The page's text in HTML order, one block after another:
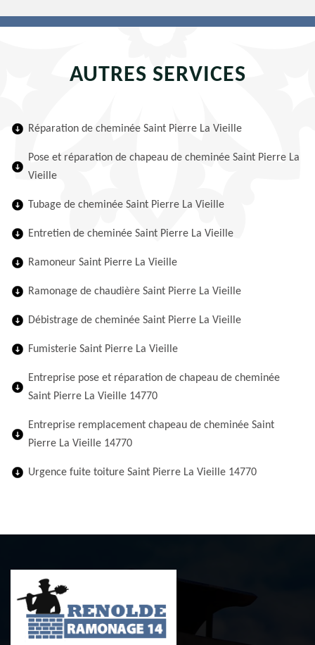
AUTRES SERVICES
Réparation de cheminée Saint Pierre La Vieille
Pose et réparation de chapeau de cheminée Saint Pierre La
Vieille
Tubage de cheminée Saint Pierre La Vieille
Entretien de cheminée Saint Pierre La Vieille
Ramoneur Saint Pierre La Vieille
Ramonage de chaudière Saint Pierre La Vieille
Débistrage de cheminée Saint Pierre La Vieille
Fumisterie Saint Pierre La Vieille
Entreprise pose et réparation de chapeau de cheminée
Saint Pierre La Vieille 14770
Entreprise remplacement chapeau de cheminée Saint
Pierre La Vieille 14770
Urgence fuite toiture Saint Pierre La Vieille 14770